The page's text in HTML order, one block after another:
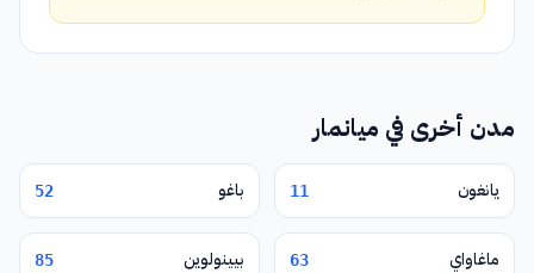
مدن أخرى في ميانمار
يانغون 11 باغو 52
ماغاواي 63 بيينولوين 85